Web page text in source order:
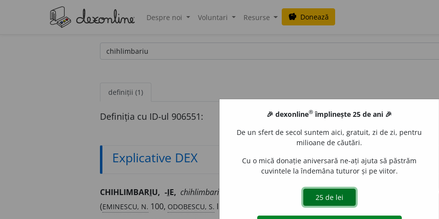
Despre noi Voluntari Resurse savings Donează
definiții (1)
Definiția cu ID-ul 906551:
Explicative DEX
CHIHLIMBARIU, -IE, chihlimbarii, De culoarea chihlimbarului; galben. Vin
(EMINESCU, N. 100, ODOBESCU, S. I 84),
🎉 dexonline® împlinește 25 de ani 🎉
De un sfert de secol suntem aici, gratuit, zi de zi, pentru
milioane de căutări.
Cu o mică donație aniversară ne-ați ajuta să păstrăm
cuvintele la îndemâna tuturor și pe viitor.